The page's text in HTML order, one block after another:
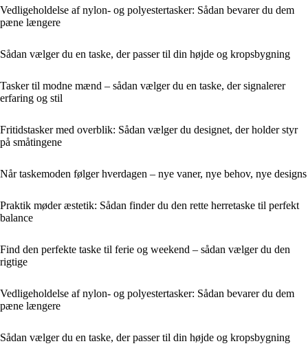
Vedligeholdelse af nylon- og polyestertasker: Sådan bevarer du dem
pæne længere
Sådan vælger du en taske, der passer til din højde og kropsbygning
Tasker til modne mænd – sådan vælger du en taske, der signalerer
erfaring og stil
Fritidstasker med overblik: Sådan vælger du designet, der holder styr
på småtingene
Når taskemoden følger hverdagen – nye vaner, nye behov, nye designs
Praktik møder æstetik: Sådan finder du den rette herretaske til perfekt
balance
Find den perfekte taske til ferie og weekend – sådan vælger du den
rigtige
Vedligeholdelse af nylon- og polyestertasker: Sådan bevarer du dem
pæne længere
Sådan vælger du en taske, der passer til din højde og kropsbygning